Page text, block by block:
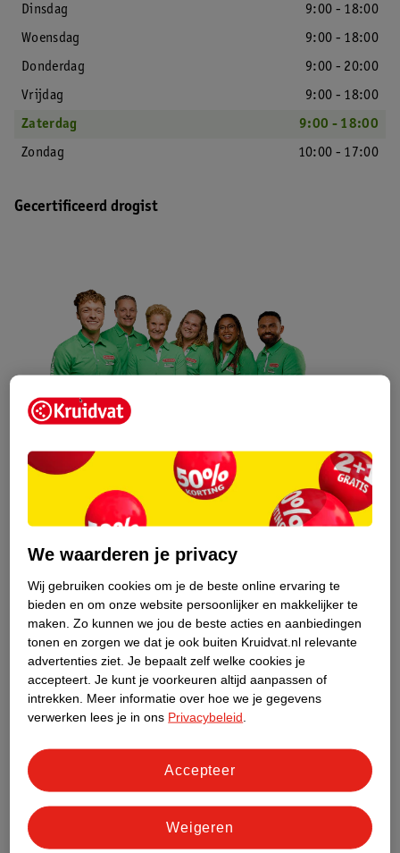
Dinsdag
9:00 - 18:00
Woensdag
9:00 - 18:00
Donderdag
9:00 - 20:00
Vrijdag
9:00 - 18:00
Zaterdag
9:00 - 18:00
Zondag
10:00 - 17:00
Gecertificeerd drogist
Kruidvat is een erkend specialist in
zelfzorg, ook online. Wat je
gezondheidsvraag ook is, stel hem aan
Stel je gezondheidsvraag
Ook in deze winkel
Kruidvat.nl ophaalpunt
Laat je bestelling snel en gemakkelijk bezorgen in de
Kruidvat is een gecertificeerd drogist. Dit betekent dat je
We waarderen je privacy
Wij gebruiken cookies om je de beste online ervaring te
bieden en om onze website persoonlijker en makkelijker te
maken. Zo kunnen we jou de beste acties en aanbiedingen
tonen en zorgen we dat je ook buiten Kruidvat.nl relevante
advertenties ziet. Je bepaalt zelf welke cookies je
accepteert. Je kunt je voorkeuren altijd aanpassen of
intrekken.
Meer informatie over hoe we je gegevens
verwerken lees je in ons Privacybeleid
Weigeren
Accepteer